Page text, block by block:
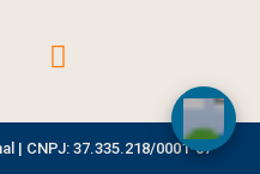
| CNPJ: 37.335.218/0001-07